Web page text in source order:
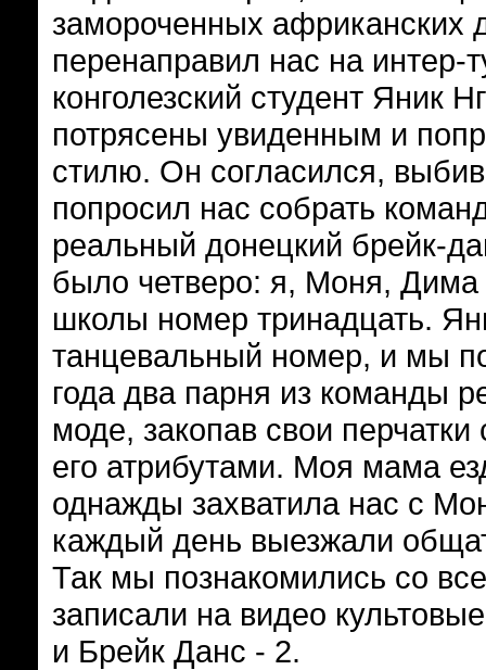
замороченных африканских
перенаправил нас на интер-
конголезский студент
потрясены увиденным и
стилю. Он согласился,
попросил нас собрать
реальный донецкий брейк-
было четверо: я, Моня,
школы номер тринадцать.
танцевальный номер, и мы
года два парня из команды
моде, закопав свои
его атрибутами. Моя мама
однажды захватила нас с
каждый день выезжали
Так мы познакомились со
записали на видео
и Брейк Данс - 2.